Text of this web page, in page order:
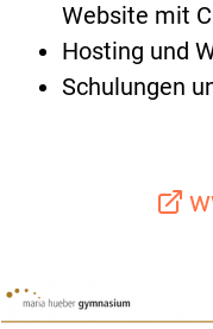
Website mit
Hosting und
Schulungen